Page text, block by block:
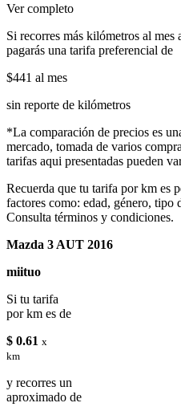
Ver completo
Si recorres más kilómetros al mes
pagarás una tarifa preferencial de
$441 al mes
sin reporte de kilómetros
*La comparación de precios es
mercado, tomada de varios
tarifas aqui presentadas pueden
Recuerda que tu tarifa por km es
factores como: edad, género, tipo
Consulta términos y condiciones.
Mazda 3 AUT 2016
miituo
Si tu tarifa
por km es de
$ 0.61 x
km
y recorres un
aproximado de